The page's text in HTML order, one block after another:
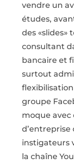
vendre un
études,
des «slides»
consultant
bancaire et
surtout
groupe
moque avec
d’entreprise
instigateurs
la chaîne